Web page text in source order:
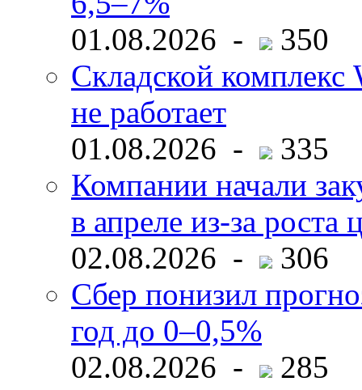
01.08.2026 -
350
Складской комплекс
не работает
01.08.2026 -
335
Компании начали
в апреле из-за роста
02.08.2026 -
306
Сбер понизил
год до 0–0,5%
02.08.2026 -
285